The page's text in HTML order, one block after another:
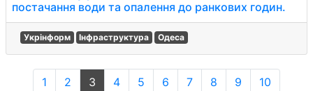
постачання води та опалення до ранкових годин.
Укрінформ Інфраструктура Одеса
1 2 3 4 5 6 7 8 9 10